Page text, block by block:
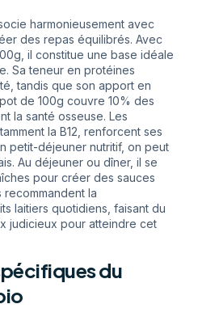
harmonieusement avec
des repas équilibrés. Avec
il constitue une base idéale
Sa teneur en protéines
tandis que son apport en
de 100g couvre 10% des
la santé osseuse. Les
la B12, renforcent ses
petit-déjeuner nutritif, on peut
Au déjeuner ou dîner, il se
pour créer des sauces
recommandent la
laitiers quotidiens, faisant du
judicieux pour atteindre cet
du